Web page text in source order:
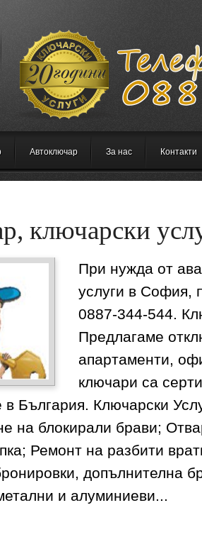
Автоключар За нас Контакти
ключарски
При нужда от
услуги в София,
0887-344-544.
Предлагаме
апартаменти,
ключари са
в България. Ключарски
на блокирали брави;
Ремонт на разбити
допълнителна
и алуминиеви...